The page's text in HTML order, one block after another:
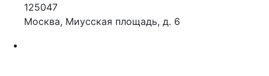
125047
Москва, Миусская площадь, д. 6